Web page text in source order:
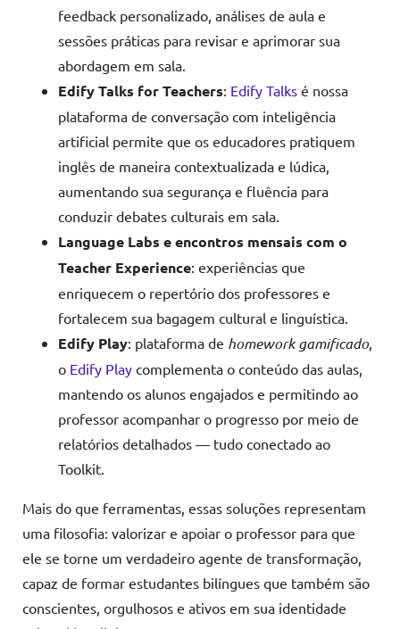
feedback personalizado, análises de aula e
sessões práticas para revisar e aprimorar sua
abordagem em sala.
Edify Talks for Teachers: Edify Talks é nossa
plataforma de conversação com inteligência
artificial permite que os educadores pratiquem
inglês de maneira contextualizada e lúdica,
aumentando sua segurança e fluência para
conduzir debates culturais em sala.
Language Labs e encontros mensais com o
Teacher Experience: experiências que
enriquecem o repertório dos professores e
fortalecem sua bagagem cultural e linguística.
Edify Play: plataforma de homework gamificado,
o Edify Play complementa o conteúdo das aulas,
mantendo os alunos engajados e permitindo ao
professor acompanhar o progresso por meio de
relatórios detalhados — tudo conectado ao
Toolkit.
Mais do que ferramentas, essas soluções representam
uma filosofia: valorizar e apoiar o professor para que
ele se torne um verdadeiro agente de transformação,
capaz de formar estudantes bilíngues que também são
conscientes, orgulhosos e ativos em sua identidade